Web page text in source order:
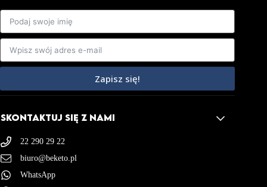
Zapisz się!
SKONTAKTUJ SIĘ Z NAMI
22 290 29 22
biuro@beketo.pl
WhatsApp